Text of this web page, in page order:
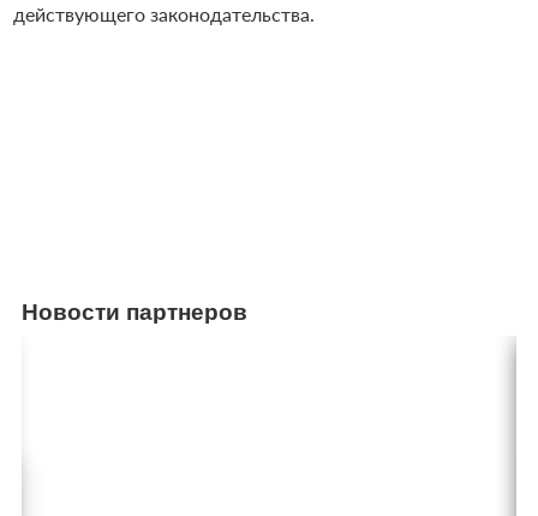
действующего законодательства.
Новости партнеров